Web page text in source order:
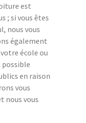
est
; si vous êtes
nous vous
également
école ou
possible
en raison
vous
nous vous